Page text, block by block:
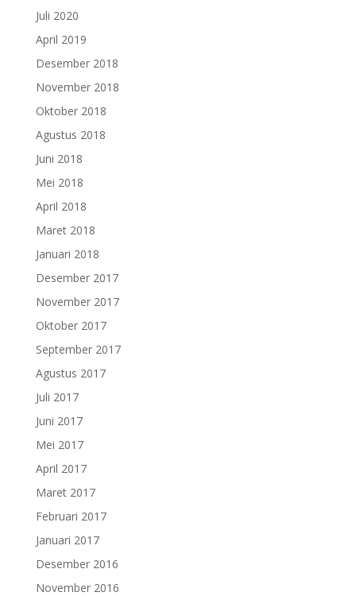
Juli 2020
April 2019
Desember 2018
November 2018
Oktober 2018
Agustus 2018
Juni 2018
Mei 2018
April 2018
Maret 2018
Januari 2018
Desember 2017
November 2017
Oktober 2017
September 2017
Agustus 2017
Juli 2017
Juni 2017
Mei 2017
April 2017
Maret 2017
Februari 2017
Januari 2017
Desember 2016
November 2016